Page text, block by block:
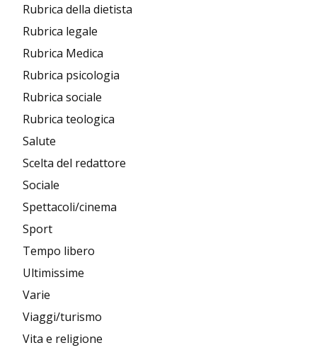
Rubrica della dietista
Rubrica legale
Rubrica Medica
Rubrica psicologia
Rubrica sociale
Rubrica teologica
Salute
Scelta del redattore
Sociale
Spettacoli/cinema
Sport
Tempo libero
Ultimissime
Varie
Viaggi/turismo
Vita e religione